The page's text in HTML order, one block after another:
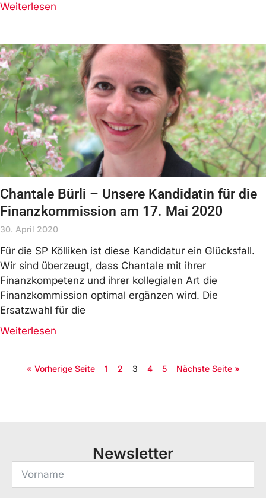
Weiterlesen
Chantale Bürli – Unsere Kandidatin für die
Finanzkommission am 17. Mai 2020
30. April 2020
Für die SP Kölliken ist diese Kandidatur ein Glücksfall.
Wir sind überzeugt, dass Chantale mit ihrer
Finanzkompetenz und ihrer kollegialen Art die
Finanzkommission optimal ergänzen wird. Die
Ersatzwahl für die
Weiterlesen
« Vorherige Seite 1 2 3 4 5 Nächste Seite »
Newsletter